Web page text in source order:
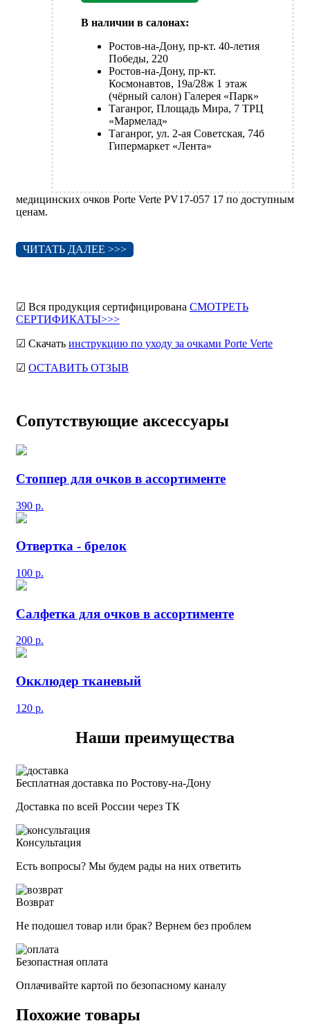
В наличии в салонах:
Ростов-на-Дону, пр-кт. 40-летия
Победы, 220
Ростов-на-Дону, пр-кт.
Космонавтов, 19а/28ж 1 этаж
(чёрный салон) Галерея «Парк»
Таганрог, Площадь Мира, 7 ТРЦ
«Мармелад»
Таганрог, ул. 2-ая Советская, 74б
Гипермаркет «Лента»
медицинских очков Porte Verte PV17-057 17 по доступным
ценам.
ЧИТАТЬ ДАЛЕЕ >>>
☑ Вся продукция сертифицирована СМОТРЕТЬ
СЕРТИФИКАТЫ>>>
☑ Скачать инструкцию по уходу за очками Porte Verte
☑ ОСТАВИТЬ ОТЗЫВ
Сопутствующие аксессуары
Стоппер для очков в ассортименте
390 р.
Отвертка - брелок
100 р.
Салфетка для очков в ассортименте
200 р.
Окклюдер тканевый
120 р.
Наши преимущества
Бесплатная доставка по Ростову-на-Дону
Доставка по всей России через ТК
Консультация
Есть вопросы? Мы будем рады на них ответить
Возврат
Не подошел товар или брак? Вернем без проблем
Безопастная оплата
Оплачивайте картой по безопасному каналу
Похожие товары